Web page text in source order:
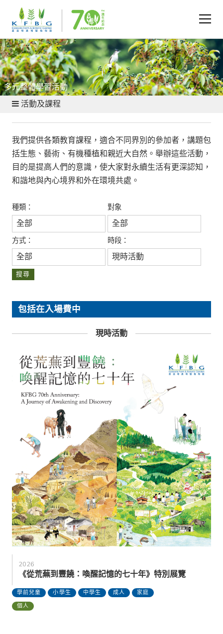
多元整體學習活動
活動及課程
我們提供各類教育課程，適合不同界別的參加者，講題包
括生態、藝術、有機種植和親近大自然。舉辦這些活動，
目的是提高人們的意識，使大家對永續生活有更深認知，
和諧地與內心境界和外在環境共處。
種類： 對象
方式： 時段：
搜尋
包括在入場費中
現時活動
2026
《從荒蕪到豐饒：喚醒記憶的七十年》特別展覽
學前兒童 小學生 中學生 成人
家庭
個人